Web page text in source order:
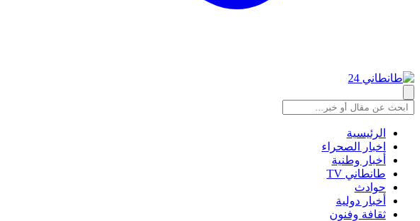
الرئيسية
اخبار الصحراء
أخبار وطنية
طانطاني TV
حوادث
أخبار دولية
ثقافة وفنون